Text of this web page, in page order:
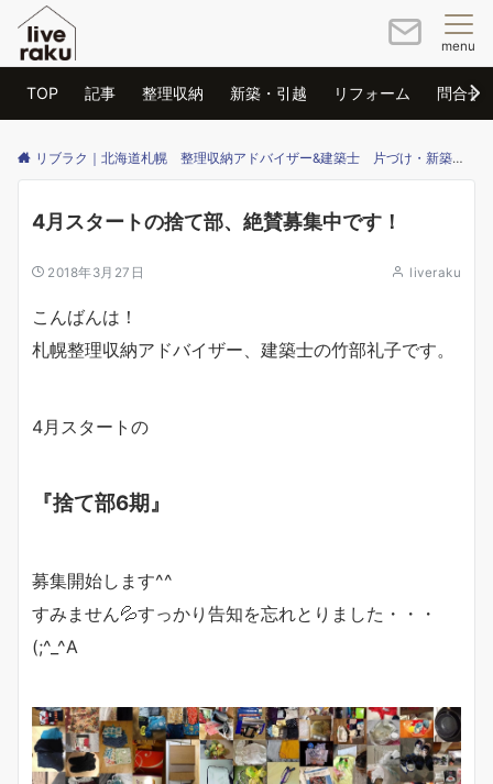
menu
TOP 記事 整理収納 新築・引越 リフォーム 問合せ
リブラク｜北海道札幌 整理収納アドバイザー&建築士 片づけ・新築・リフォームのご相談はリブラクまで
4月スタートの捨て部、絶賛募集中です！
2018年3月27日 liveraku
こんばんは！
札幌整理収納アドバイザー、建築士の竹部礼子です。
4月スタートの
『捨て部6期』
募集開始します^^
すみません💦すっかり告知を忘れとりました・・・
(;^_^A